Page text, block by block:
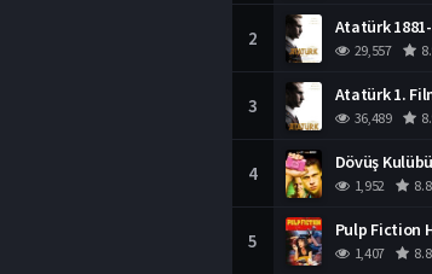
2 Atatürk
29,557
3 Atatürk 1.
36,489
4 Dövüş
1,952 8.8
5 Pulp Fiction
1,407 8.8